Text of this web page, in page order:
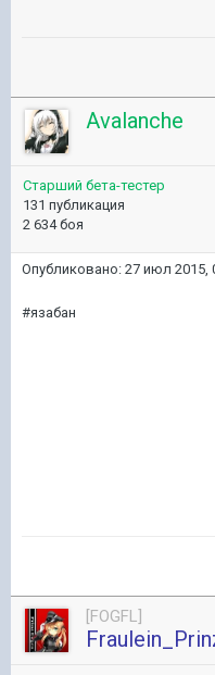
Avalanche
Старший бета-тестер
131 публикация
2 634 боя
Опубликовано: 27 июл 2015,
#язабан
[FOGFL]